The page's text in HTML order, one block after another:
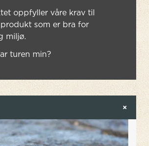
oppfyller våre krav til
som er bra for
miljø.
turen min?